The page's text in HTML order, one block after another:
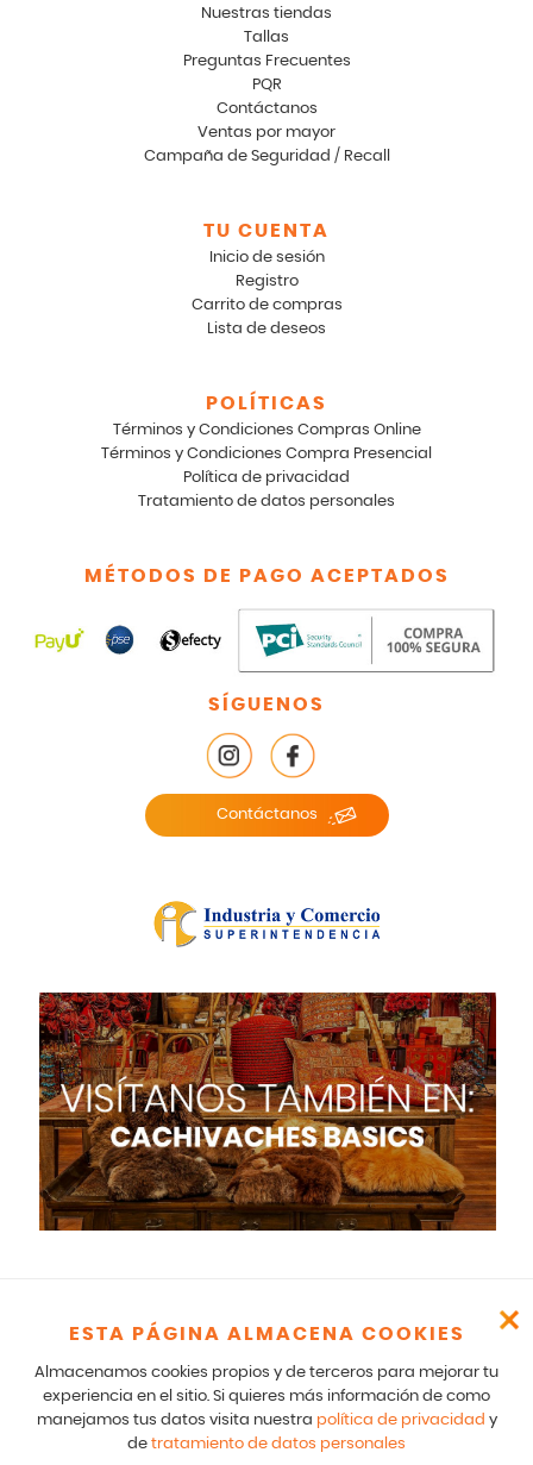
ESTA PÁGINA ALMACENA COOKIES
Almacenamos cookies propios y de terceros para mejorar tu
experiencia en el sitio. Si quieres más información de como
manejamos tus datos visita nuestra política de privacidad y
de tratamiento de datos personales
Nuestras tiendas
Tallas
Preguntas Frecuentes
PQR
Contáctanos
Ventas por mayor
Campaña de Seguridad / Recall
TU CUENTA
Inicio de sesión
Registro
Carrito de compras
Lista de deseos
POLÍTICAS
Términos y Condiciones Compras Online
Términos y Condiciones Compra Presencial
Política de privacidad
Tratamiento de datos personales
MÉTODOS DE PAGO ACEPTADOS
SÍGUENOS
Contáctanos
comunicados@cachivaches.com
Para comunicados legales y notificaciones formales favor escribir
a: team@cachivaches.com